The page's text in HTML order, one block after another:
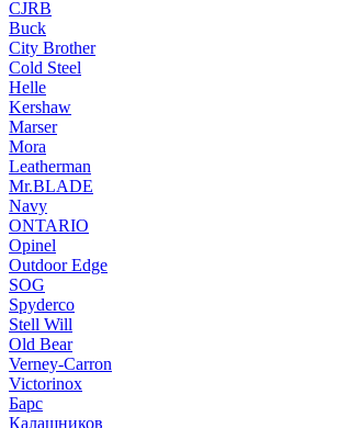
CJRB
Buck
City Brother
Cold Steel
Helle
Kershaw
Marser
Mora
Leatherman
Mr.BLADE
Navy
ONTARIO
Opinel
Outdoor Edge
SOG
Spyderco
Stell Will
Old Bear
Verney-Carron
Victorinox
Барс
Калашников